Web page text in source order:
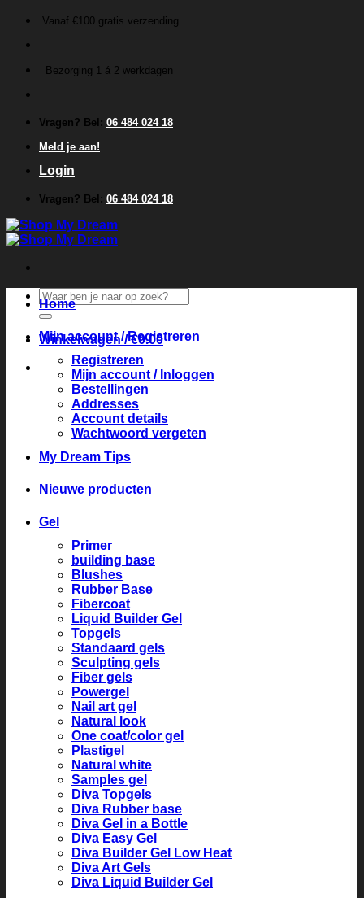
inhoud
Vanaf €100 gratis verzending
Bezorging 1 á 2 werkdagen
Vragen? Bel: 06 484 024 18
Meld je aan!
Login
Vragen? Bel: 06 484 024 18
Zoeken
naar:
Winkelwagen /€0.00
Home
Mijn account / Registreren
Registreren
Mijn account / Inloggen
Bestellingen
Addresses
Account details
Wachtwoord vergeten
My Dream Tips
Nieuwe producten
Gel
Primer
building base
Blushes
Rubber Base
Fibercoat
Liquid Builder Gel
Topgels
Standaard gels
Sculpting gels
Fiber gels
Powergel
Nail art gel
Natural look
One coat/color gel
Plastigel
Natural white
Samples gel
Diva Topgels
Diva Rubber base
Diva Gel in a Bottle
Diva Easy Gel
Diva Builder Gel Low Heat
Diva Art Gels
Diva Liquid Builder Gel